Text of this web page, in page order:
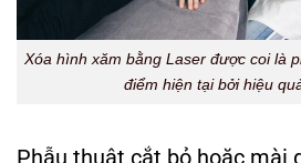
Xóa hình xăm bằng Laser được coi là
điểm hiện tại bởi hiệu
Phẫu thuật cắt bỏ hoặc mài